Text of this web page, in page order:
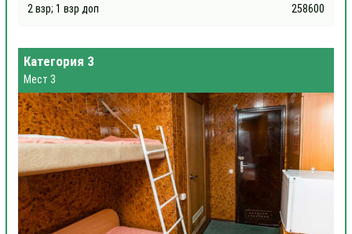
2 взр; 1 взр доп
258600
Категория 3
Мест 3